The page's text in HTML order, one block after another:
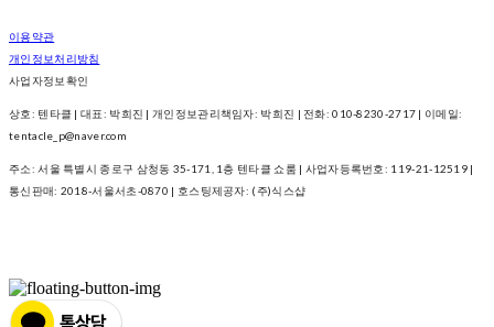
이용약관
개인정보처리방침
사업자정보확인
상호: 텐타클 | 대표: 박희진 | 개인정보관리책임자: 박희진 | 전화: 010-8230-2717 | 이메일:
tentacle_p@naver.com
주소: 서울 특별시 종로구 삼청동 35-171, 1층 텐타클 쇼룸 | 사업자등록번호: 119-21-12519 |
통신판매: 2018-서울서초-0870 | 호스팅제공자: (주)식스샵